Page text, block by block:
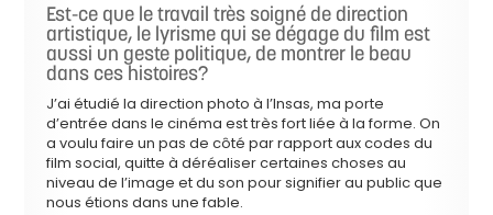
Est-ce que le travail très soigné de direction
artistique, le lyrisme qui se dégage du film est
aussi un geste politique, de montrer le beau
dans ces histoires?
J’ai étudié la direction photo à l’Insas, ma porte
d’entrée dans le cinéma est très fort liée à la forme. On
a voulu faire un pas de côté par rapport aux codes du
film social, quitte à déréaliser certaines choses au
niveau de l’image et du son pour signifier au public que
nous étions dans une fable.